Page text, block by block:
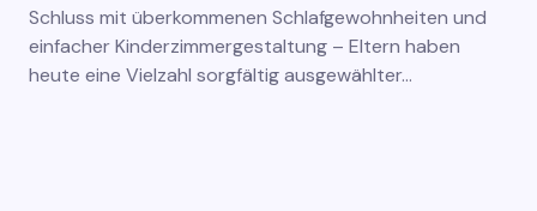
Schluss mit überkommenen Schlafgewohnheiten und
einfacher Kinderzimmergestaltung – Eltern haben
heute eine Vielzahl sorgfältig ausgewählter…